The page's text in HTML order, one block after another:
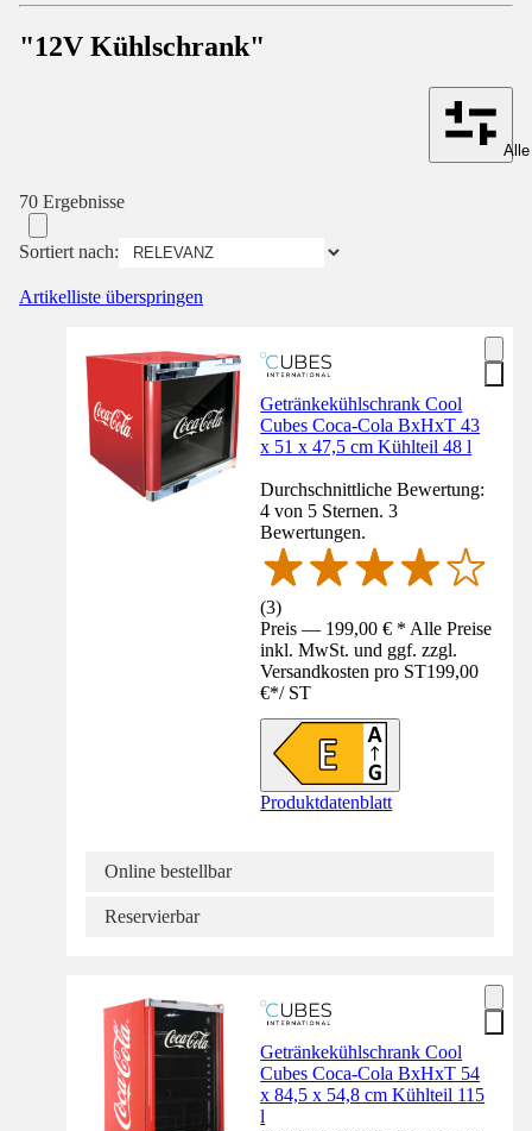
"12V Kühlschrank"
70 Ergebnisse
Sortiert nach:
Artikelliste überspringen
Getränkekühlschrank Cool
Cubes Coca-Cola BxHxT 43
x 51 x 47,5 cm Kühlteil 48 l
Durchschnittliche Bewertung:
4 von 5 Sternen. 3
Bewertungen.
(3)
Preis — 199,00 € * Alle Preise
inkl. MwSt. und ggf. zzgl.
Versandkosten pro ST199,00
€*/ ST
Produktdatenblatt
Online bestellbar
Reservierbar
Getränkekühlschrank Cool
Cubes Coca-Cola BxHxT 54
x 84,5 x 54,8 cm Kühlteil 115
l